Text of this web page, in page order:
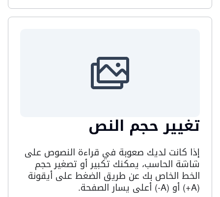
تغيير حجم النص
إذا كانت لديك صعوبة في قراءة النصوص على
شاشة الحاسب، يمكنك تكبير أو تصغير حجم
الخط الخاص بك عن طريق الضغط على أيقونة
(
A+ ) أو (A- ) أعلى يسار الصفحة.